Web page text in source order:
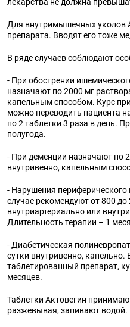
Для внутримышечных уколов
препарата. Вводят его тоже
В ряде случаев соблюдают
- При обострении
назначают по 2000 мг
капельным способом. Курс
можно переводить пациента
по 2 таблетки 3 раза в день.
полугода.
- При деменции назначают по
внутривенно, капельным
- Нарушения
случае рекомендуют от 800 до
внутриартериально или
Длительность терапии – 1
- Диабетическая
сутки внутривенно,
таблетированный препарат,
месяцев.
Таблетки Актовегин
разжевывая, запивают водой.